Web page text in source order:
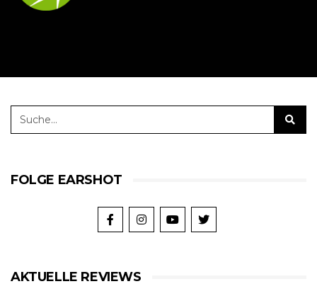
FOLGE EARSHOT
AKTUELLE REVIEWS